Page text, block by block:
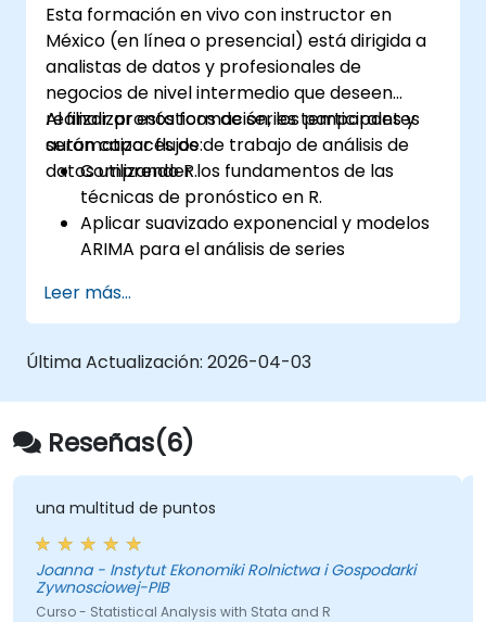
Esta formación en vivo con instructor en
México (en línea o presencial) está dirigida a
analistas de datos y profesionales de
negocios de nivel intermedio que deseen
realizar pronósticos de series temporales y
automatizar flujos de trabajo de análisis de
datos utilizando R.
Al finalizar esta formación, los participantes
serán capaces de:
Comprender los fundamentos de las
técnicas de pronóstico en R.
Aplicar suavizado exponencial y modelos
ARIMA para el análisis de series
Utilizar el paquete 'forecast' para generar
modelos de pronóstico precisos.
Automatizar flujos de trabajo de
empresariales y de investigación.
Leer más...
Última Actualización: 2026-04-03
Reseñas(6)
una multitud de puntos
Joanna - Instytut Ekonomiki Rolnictwa i Gospodarki
Zywnosciowej-PIB
Curso - Statistical Analysis with Stata and R